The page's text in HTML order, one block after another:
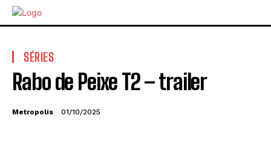
SÉRIES
Rabo de Peixe T2 – trailer
Metropolis 01/10/2025